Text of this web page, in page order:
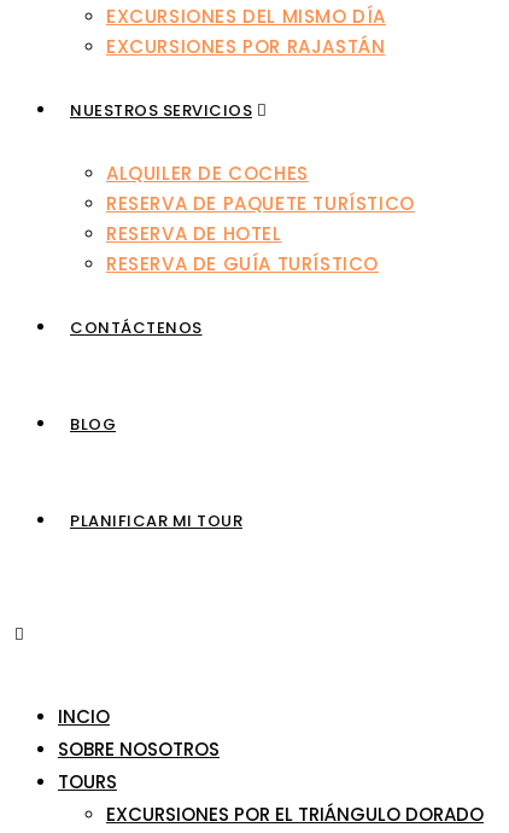
EXCURSIONES DEL MISMO DÍA
EXCURSIONES POR RAJASTÁN
NUESTROS SERVICIOS
ALQUILER DE COCHES
RESERVA DE PAQUETE TURÍSTICO
RESERVA DE HOTEL
RESERVA DE GUÍA TURÍSTICO
CONTÁCTENOS
BLOG
PLANIFICAR MI TOUR
INCIO
SOBRE NOSOTROS
TOURS
EXCURSIONES POR EL TRIÁNGULO DORADO